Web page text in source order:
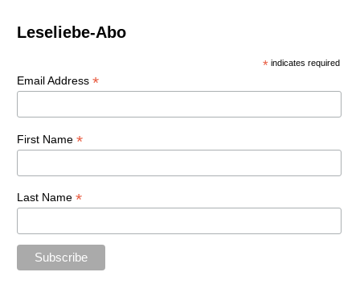
Leseliebe-Abo
* indicates required
Email Address *
First Name *
Last Name *